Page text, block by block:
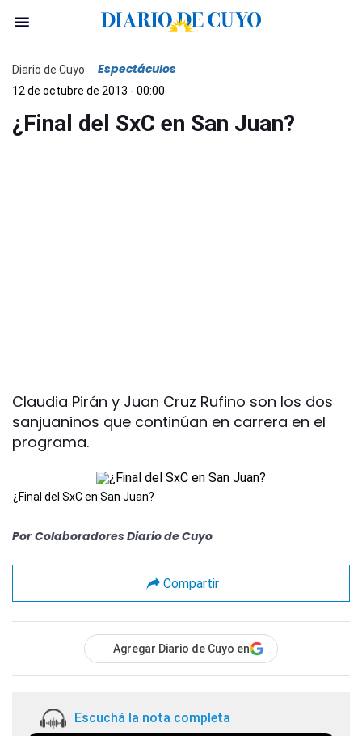
Diario de Cuyo Espectáculos
12 de octubre de 2013 - 00:00
¿Final del SxC en San Juan?
Claudia Pirán y Juan Cruz Rufino son los dos
sanjuaninos que continúan en carrera en el
programa.
¿Final del SxC en San Juan?
Por Colaboradores Diario de Cuyo
Compartir
Agregar Diario de Cuyo en
Escuchá la nota completa